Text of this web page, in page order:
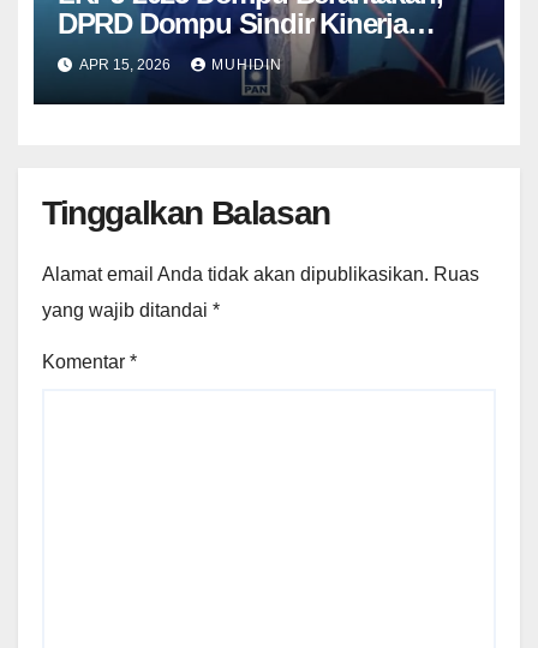
DPRD Dompu Sindir Kinerja
Eksekutif
APR 15, 2026 MUHIDIN
Tinggalkan Balasan
Alamat email Anda tidak akan dipublikasikan. Ruas
yang wajib ditandai *
Komentar *